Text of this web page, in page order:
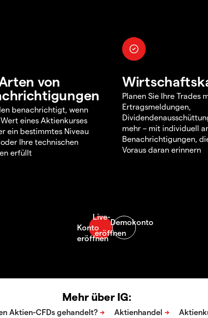
von
benachrichtigt, wenn
eines Aktienkurses
ein bestimmtes Niveau
Ihre technischen
erfüllt
Planen Sie Ihre Trades
Ertragsmeldungen,
mehr – mit individuell
Benachrichtigungen,
Voraus daran erinnern
Mehr über IG: